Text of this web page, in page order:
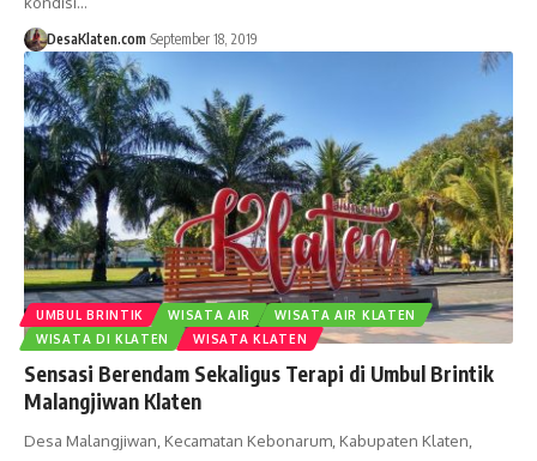
DesaKlaten.com September 18, 2019
UMBUL BRINTIK WISATA AIR
WISATA AIR KLATEN
WISATA DI KLATEN
WISATA KLATEN
Sensasi Berendam Sekaligus Terapi di Umbul Brintik
Malangjiwan Klaten
Desa Malangjiwan, Kecamatan Kebonarum, Kabupaten Klaten,